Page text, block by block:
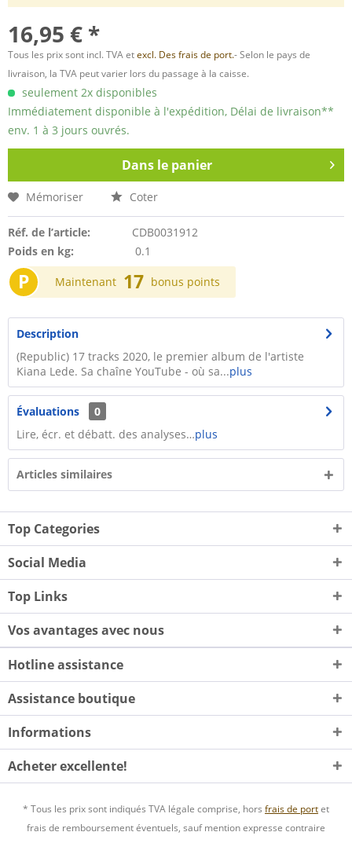
16,95 € *
Tous les prix sont incl. TVA etexcl. Des frais de port.- Selon le pays de
livraison, la TVA peut varier lors du passage à la caisse.
seulement 2x disponibles
Immédiatement disponible à l'expédition, Délai de livraison**
env. 1 à 3 jours ouvrés.
Dans le panier
Mémoriser Coter
Réf. de l’article:
CDB0031912
Poids en kg:
0.1
P Maintenant 17 bonus points
Description
(Republic) 17 tracks 2020, le premier album de l'artiste
Kiana Lede. Sa chaîne YouTube - où sa...plus
Évaluations
0
Lire, écr. et débatt. des analyses…plus
Articles similaires
Top Categories
Social Media
Top Links
Vos avantages avec nous
Hotline assistance
Assistance boutique
Informations
Acheter excellente!
* Tous les prix sont indiqués TVA légale comprise, hors frais de portet
frais de remboursement éventuels, sauf mention expresse contraire